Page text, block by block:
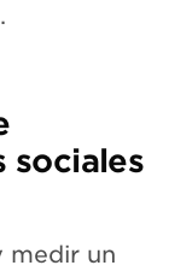
sociales
medir un